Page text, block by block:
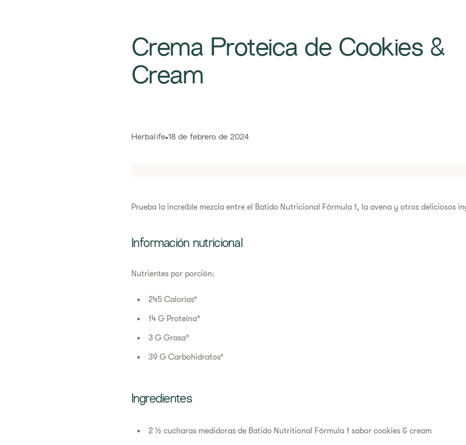
Crema Proteica de Cookies &
Cream​
Herbalife 18 de febrero de 2024
Prueba la increíble mezcla entre el Batido Nutricional Fórmula 1, la avena y otros deliciosos
Información nutricional
Nutrientes por porción:
245 Calorías*
14 G Proteína*
3 G Grasa*
39 G Carbohidratos*
Ingredientes
2 ½ cucharas medidoras de Batido Nutritional Fórmula 1 sabor cookies & cream